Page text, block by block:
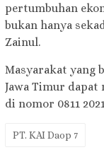
pertumbuhan
bukan hanya
Zainul.
Masyarakat yang
Jawa Timur dapat
di nomor 0811
PT. KAI Daop 7